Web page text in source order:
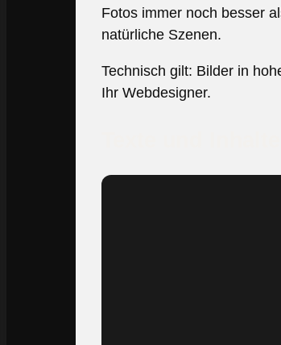
Fotos immer noch besser
natürliche Szenen.
Technisch gilt: Bilder in
Ihr Webdesigner.